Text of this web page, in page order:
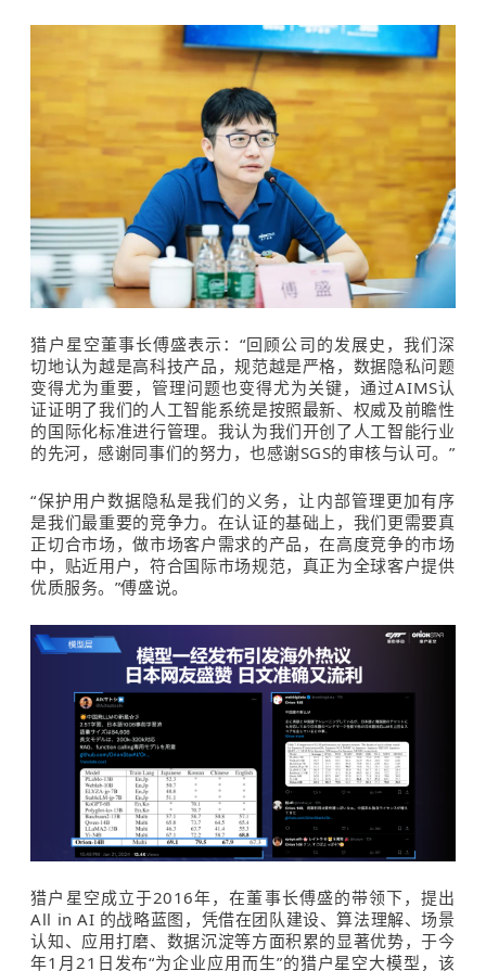
猎户星空董事长傅盛表示：“回顾公司的发展史，我们深
切地认为越是高科技产品，规范越是严格，数据隐私问题
变得尤为重要，管理问题也变得尤为关键，通过AIMS认
证证明了我们的人工智能系统是按照最新、权威及前瞻性
的国际化标准进行管理。我认为我们开创了人工智能行业
的先河，感谢同事们的努力，也感谢SGS的审核与认可。”
“保护用户数据隐私是我们的义务，让内部管理更加有序
是我们最重要的竞争力。在认证的基础上，我们更需要真
正切合市场，做市场客户需求的产品，在高度竞争的市场
中，贴近用户，符合国际市场规范，真正为全球客户提供
优质服务。”傅盛说。
猎户星空成立于2016年，在董事长傅盛的带领下，提出
All in AI 的战略蓝图， 凭借在团队建设、算法理解、场景
认知、应用打磨、数据沉淀等方面积累的显著优势，于今
年1月21日发布“为企业应用而生”的猎户星空大模型，该